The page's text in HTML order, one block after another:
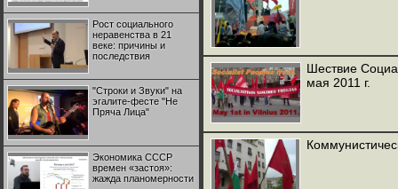
Рост социального
неравенства в 21
веке: причины и
последствия
"Строки и Звуки" на
эгалите-фесте "Не
Пряча Лица"
Экономика СССР
времен «застоя»:
жажда планомерности
Шествие
мая 2011 г.